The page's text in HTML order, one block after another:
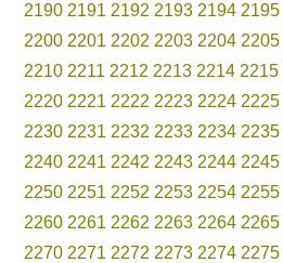
2190 2191 2192 2193 2194 2195
2200 2201 2202 2203 2204 2205
2210 2211 2212 2213 2214 2215
2220 2221 2222 2223 2224 2225
2230 2231 2232 2233 2234 2235
2240 2241 2242 2243 2244 2245
2250 2251 2252 2253 2254 2255
2260 2261 2262 2263 2264 2265
2270 2271 2272 2273 2274 2275